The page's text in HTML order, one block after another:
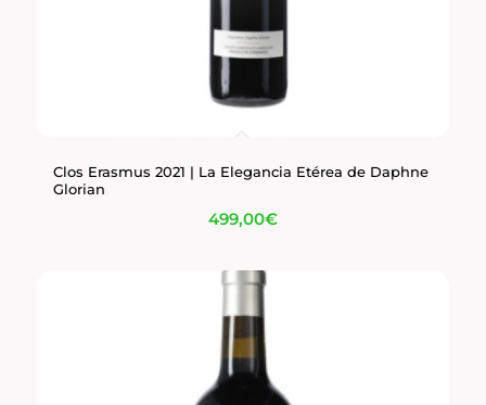
Clos Erasmus 2021 | La Elegancia Etérea de Daphne
Glorian
499,00€